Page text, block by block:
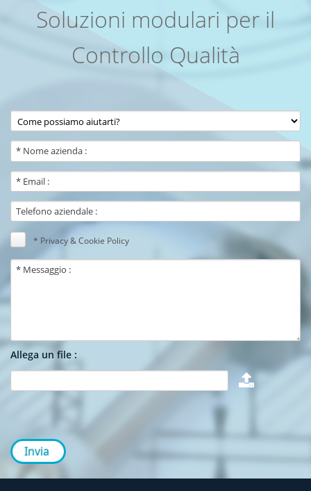
Soluzioni modulari per il
Controllo Qualità
* Privacy & Cookie Policy
Allega un file :
Invia